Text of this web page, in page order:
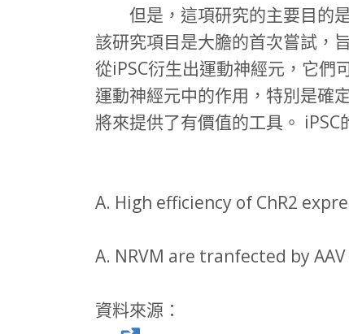
但是，這項研究的主要目的是
該研究項目是大膽的首次嘗試，
從iPSC衍生出運動神經元，它們
運動神經元中的作用，特別是確
將來提供了有價值的工具。
A. High efficiency of ChR2
A. NRVM are tranfected by
資料來源：